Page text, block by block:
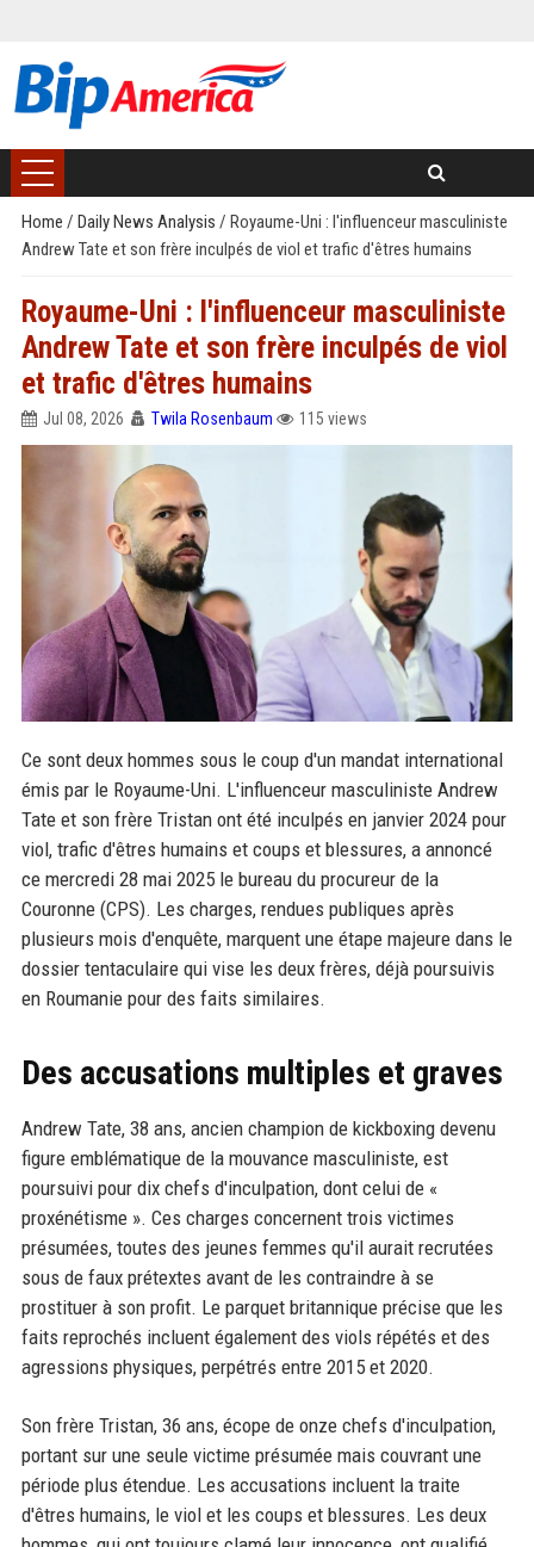
Home / Daily News Analysis / Royaume-Uni : l'influenceur masculiniste
Andrew Tate et son frère inculpés de viol et trafic d'êtres humains
Royaume-Uni : l'influenceur masculiniste
Andrew Tate et son frère inculpés de viol
et trafic d'êtres humains
Jul 08, 2026 Twila Rosenbaum 115 views
Ce sont deux hommes sous le coup d'un mandat international
émis par le Royaume-Uni. L'influenceur masculiniste Andrew
Tate et son frère Tristan ont été inculpés en janvier 2024 pour
viol, trafic d'êtres humains et coups et blessures, a annoncé
ce mercredi 28 mai 2025 le bureau du procureur de la
Couronne (CPS). Les charges, rendues publiques après
plusieurs mois d'enquête, marquent une étape majeure dans le
dossier tentaculaire qui vise les deux frères, déjà poursuivis
en Roumanie pour des faits similaires.
Des accusations multiples et graves
Andrew Tate, 38 ans, ancien champion de kickboxing devenu
figure emblématique de la mouvance masculiniste, est
poursuivi pour dix chefs d'inculpation, dont celui de «
proxénétisme ». Ces charges concernent trois victimes
présumées, toutes des jeunes femmes qu'il aurait recrutées
sous de faux prétextes avant de les contraindre à se
prostituer à son profit. Le parquet britannique précise que les
faits reprochés incluent également des viols répétés et des
agressions physiques, perpétrés entre 2015 et 2020.
Son frère Tristan, 36 ans, écope de onze chefs d'inculpation,
portant sur une seule victime présumée mais couvrant une
période plus étendue. Les accusations incluent la traite
d'êtres humains, le viol et les coups et blessures. Les deux